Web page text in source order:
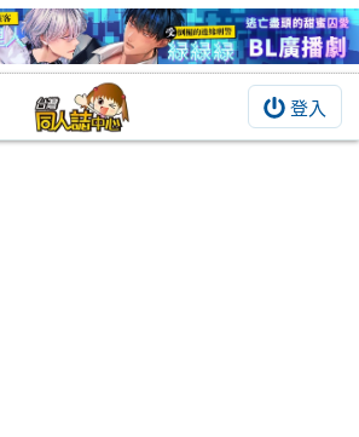
登入
倉庫